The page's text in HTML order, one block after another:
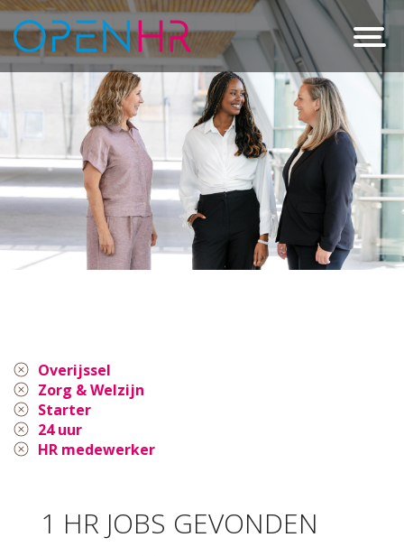
Overijssel
Zorg & Welzijn
Starter
24 uur
HR medewerker
1 HR JOBS GEVONDEN